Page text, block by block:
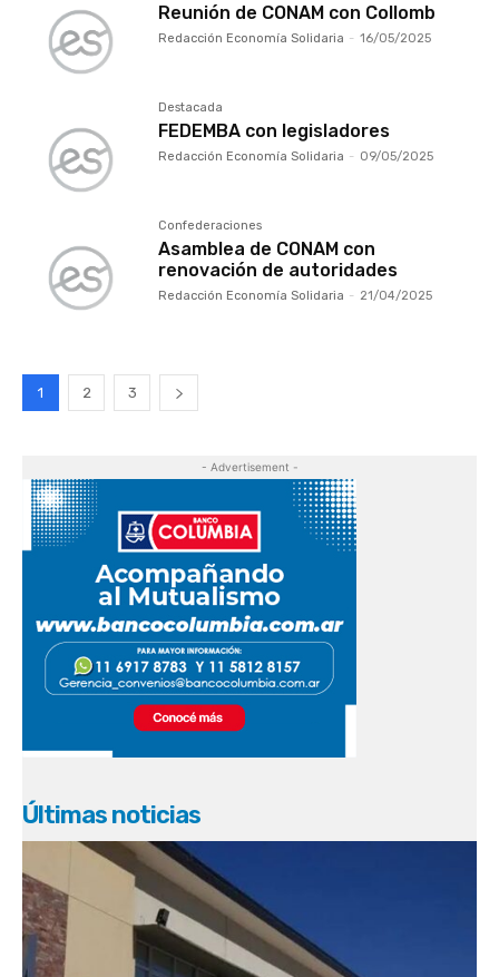
Reunión de CONAM con Collomb
Redacción Economía Solidaria - 16/05/2025
Destacada
FEDEMBA con legisladores
Redacción Economía Solidaria - 09/05/2025
Confederaciones
Asamblea de CONAM con
renovación de autoridades
Redacción Economía Solidaria - 21/04/2025
1 2 3
- Advertisement -
Últimas noticias